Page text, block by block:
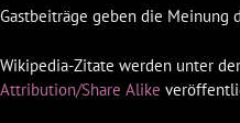
Gastbeiträge geben die Meinung
Wikipedia-Zitate werden unter
Attribution/Share Alike